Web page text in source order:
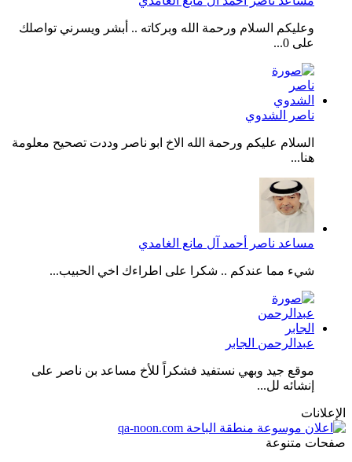
وعليكم السلام ورحمة الله وبركاته .. أبشر ويسرني تواصلك
على 0...
ناصر الشدوي
السلام عليكم ورحمة الله الاخ ابو ناصر وددت تصحيح معلومة
هنا...
مساعد ناصر أحمد آل مانع الغامدي
شيء مما عندكم .. شكرا على اطراءك اخي الحبيب...
عبدالرحمن الجابر
موقع جيد وبهي نستفيد فشكراً للأخ مساعد بن ناصر على
إنشائه لل...
الإعلانات
صفحات متنوعة